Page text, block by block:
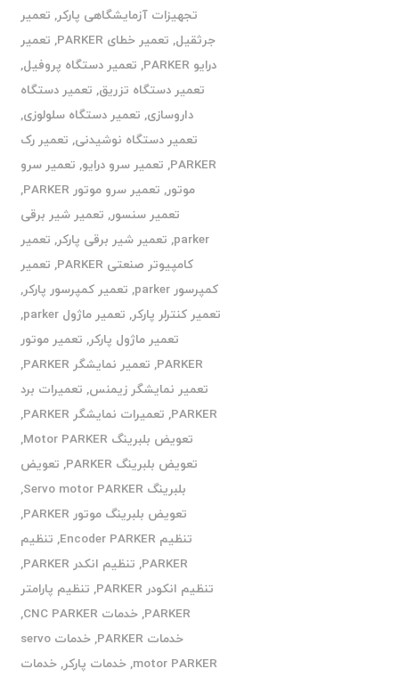
تجهیزات آزمایشگاهی پارکر, تعمیر
جرثقیل, تعمیر خطای PARKER , تعمیر
درایو PARKER
, تعمیر دستگاه پروفیل,
تعمیر دستگاه تزریق, تعمیر دستگاه
داروسازی, تعمیر دستگاه سلولوزی,
تعمیر دستگاه نوشیدنی, تعمیر رک
PARKER
, تعمیر سرو درایو, تعمیر سرو
موتور, تعمیر سرو موتور PARKER
,
تعمیر سنسور, تعمیر شیر برقی
parker
, تعمیر شیر برقی پارکر, تعمیر
کامپیوتر صنعتی PARKER
, تعمیر
کمپرسور parker
, تعمیر کمپرسور پارکر,
تعمیر کنترلر پارکر, تعمیر ماژول parker
,
تعمیر ماژول پارکر, تعمیر موتور
PARKER
, تعمیر نمایشگر PARKER
,
تعمیر نمایشگر زیمنس, تعمیرات برد
PARKER
, تعمیرات نمایشگر PARKER
,
تعویض بلبرینگ Motor PARKER
,
تعویض بلبرینگ PARKER
, تعویض
بلبرینگ Servo motor PARKER
,
تعویض بلبرینگ موتور PARKER
,
تنظیم Encoder PARKER
, تنظیم
PARKER
, تنظیم انکدر PARKER
,
تنظیم انکودر PARKER
, تنظیم پارامتر
PARKER
,خدمات CNC PARKER
,
خدمات PARKER
,
خدمات servo
motor PARKER
,خدمات پارکر,خدمات